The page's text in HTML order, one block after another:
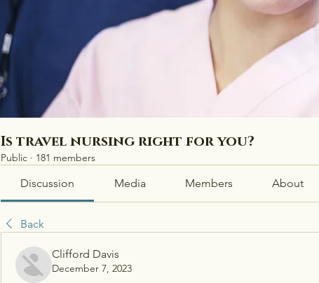
Is travel nursing right for you?
Public · 181 members
Discussion Media Members About
Back
Clifford Davis
December 7, 2023